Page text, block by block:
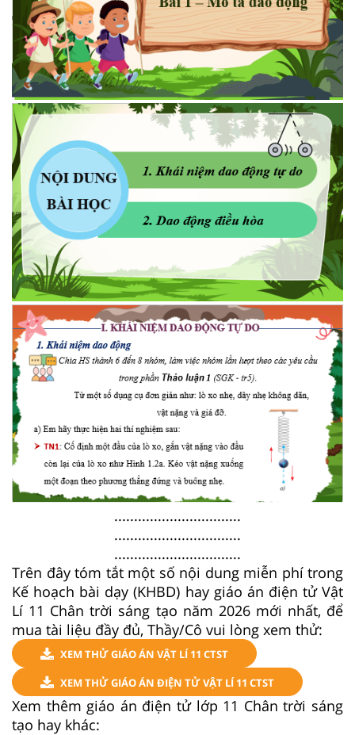
................................
................................
................................
Trên đây tóm tắt một số nội dung miễn phí trong
Kế hoạch bài dạy (KHBD) hay giáo án điện tử Vật
Lí 11 Chân trời sáng tạo năm 2026 mới nhất, để
mua tài liệu đầy đủ, Thầy/Cô vui lòng xem thử:
XEM THỬ GIÁO ÁN VẬT LÍ 11 CTST
XEM THỬ GIÁO ÁN ĐIỆN TỬ VẬT LÍ 11 CTST
Xem thêm giáo án điện tử lớp 11 Chân trời sáng
tạo hay khác: